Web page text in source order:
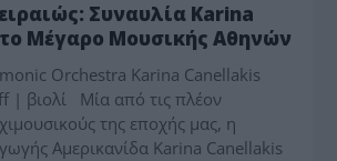
Συναυλία Karina
Μέγαρο Μουσικής Αθηνών
Orchestra Karina Canellakis
| βιολί Μία από τις πλέον
της εποχής μας, η
Αμερικανίδα Karina Canellakis